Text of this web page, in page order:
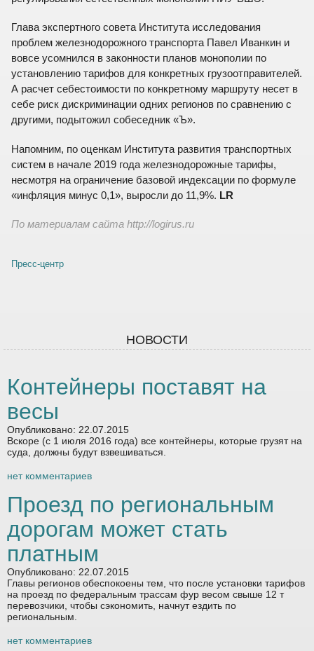
Глава экспертного совета Института исследования
проблем железнодорожного транспорта Павел Иванкин и
вовсе усомнился в законности планов монополии по
установлению тарифов для конкретных грузоотправителей.
А расчет себестоимости по конкретному маршруту несет в
себе риск дискриминации одних регионов по сравнению с
другими, подытожил собеседник «Ъ».
Напомним, по оценкам Института развития транспортных
систем в начале 2019 года железнодорожные тарифы,
несмотря на ограничение базовой индексации по формуле
«инфляция минус 0,1», выросли до 11,9%. LR
По материалам сайта http://logirus.ru
Пресс-центр
НОВОСТИ
Контейнеры поставят на
весы
Опубликовано: 22.07.2015
Вскоре (с 1 июля 2016 года) все контейнеры, которые грузят на
суда, должны будут взвешиваться.
нет комментариев
Проезд по региональным
дорогам может стать
платным
Опубликовано: 22.07.2015
Главы регионов обеспокоены тем, что после установки тарифов
на проезд по федеральным трассам фур весом свыше 12 т
перевозчики, чтобы сэкономить, начнут ездить по
региональным.
нет комментариев